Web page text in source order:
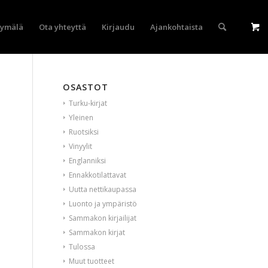
Ota yhteyttä Kirjaudu Ajankohtaista
OSASTOT
Turku-kirjat
Yleinen
Ruotsiksi
Vinyylit
Englanniksi
Ennakkotilattavat
Uutta nettikaupassa
Luonto ja ympäristö
Sammakon kirjailijat
Sammakon kirjat
Tulossa
Muut tuotteet